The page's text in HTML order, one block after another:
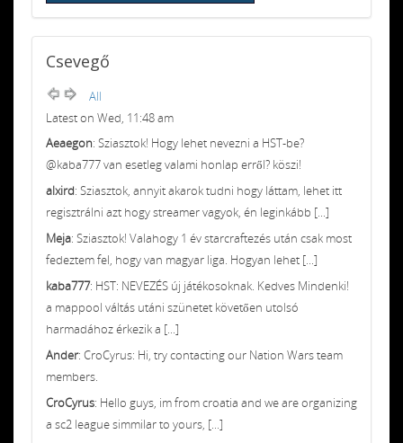
Csevegő
All
Latest on Wed, 11:48 am
Aeaegon: Sziasztok! Hogy lehet nevezni a HST-be?
@kaba777 van esetleg valami honlap erről? köszi!
alxird: Sziasztok, annyit akarok tudni hogy láttam, lehet itt
regisztrálni azt hogy streamer vagyok, én leginkább [...]
Meja: Sziasztok! Valahogy 1 év starcraftezés után csak most
fedeztem fel, hogy van magyar liga. Hogyan lehet [...]
kaba777: HST: NEVEZÉS új játékosoknak. Kedves Mindenki!
a mappool váltás utáni szünetet követően utolsó
harmadához érkezik a [...]
Ander: CroCyrus: Hi, try contacting our Nation Wars team
members.
CroCyrus: Hello guys, im from croatia and we are organizing
a sc2 league simmilar to yours, [...]